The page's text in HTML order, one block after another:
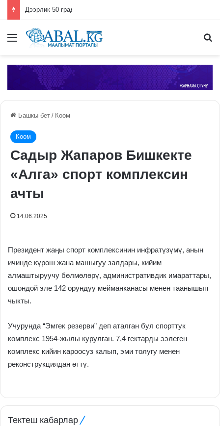
Меню
Башкы бет / Коом
Коом
Садыр Жапаров Бишкекте
«Алга» спорт комплексин
ачты
14.06.2025
Президент жаңы спорт комплексинин инфратүзүмү, анын
ичинде күрөш жана машыгуу залдары, кийим
алмаштыруучу бөлмөлөрү, административдик имараттары,
ошондой эле 142 орундуу мейманканасы менен таанышып
чыкты.
Учурунда “Эмгек резерви” деп аталган бул спорттук
комплекс 1954-жылы курулган. 7,4 гектарды ээлеген
комплекс кийин кароосуз калып, эми толугу менен
реконструкциядан өттү.
Тектеш кабарлар